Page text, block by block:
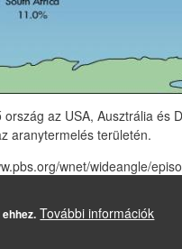
az USA, Ausztrália
aranytermelés területén.
wnet/wideangle/
További információk